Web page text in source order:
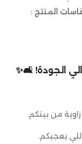
المنتج :
الجودة! 🛋️✨
من بيتكم.
يعجبكم.